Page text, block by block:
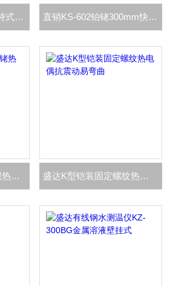
316L不锈钢保护管 手持式大手柄铝水 直销KS-602铂铑300mm快速热电偶
双铂铑贵金属铠装铂铑热电偶WRRK-131 盛达K型铠装固定螺纹热电偶抗震动易弯曲